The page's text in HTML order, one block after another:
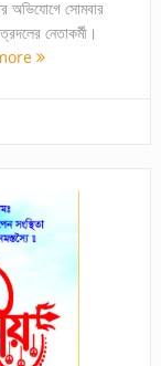
অভিযোগে সোমবার
নেতাকর্মী।